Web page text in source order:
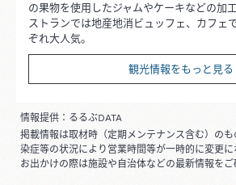
の果物を使用したジャムやケーキなどの加
ストランでは地産地消ビュッフェ、カフェ
ぞれ大人気。
観光情報をもっと見る
情報提供：るるぶDATA
掲載情報は取材時（定期メンテナンス含む）の
染症等の状況により営業時間等が一時的に変更に
お出かけの際は施設や自治体などの最新情報をご